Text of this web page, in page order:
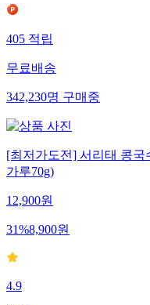
405 적립
무료배송
342,230명 구매중
[최저가도전] 서리태 콩국
가루70g)
12,900원
31%8,900원
4.9